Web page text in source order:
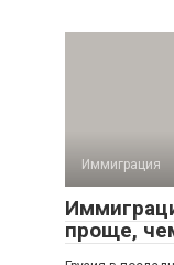
Иммиграция
проще,